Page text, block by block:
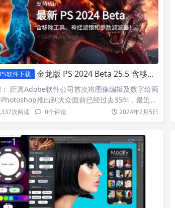
软件下载 金龙版 PS 2024 Beta 25.5 含移除工具、神经滤镜和参数滤波器！
距离Adobe软件公司首次将图像编辑及数字绘画
推出到大众面前已经过去35年，最近…
次阅读 0个评论 2024年2月5日